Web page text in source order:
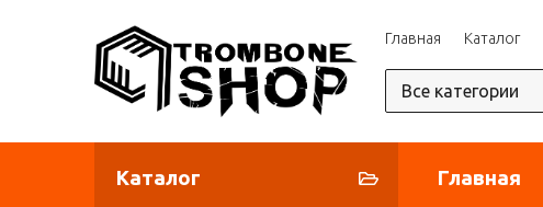
Главная Каталог
Каталог Главная